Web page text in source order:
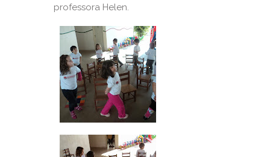
professora Helen.